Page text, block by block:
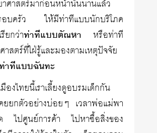
าศาสตร์มาก่อนหน้านั้นนานแล้ว
อบครัว ให้มีท่าทีแบบนักบริโภค
ยกว่าท่าทีแบบตัณหา หรือท่าที
สตร์ที่ใฝ่รู้และมองตามเหตุปัจจัย
าทีแบบฉันทะ
องไทยนี้เราเลี้ยงดูอบรมเด็กกัน
ยยกตัวอย่างบ่อยๆ เวลาพ่อแม่พา
ไปศูนย์การค้า ไปหาซื้อสิ่งของ